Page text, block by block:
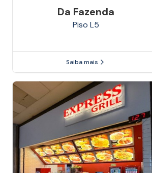
Da Fazenda
Piso L5
Saiba mais